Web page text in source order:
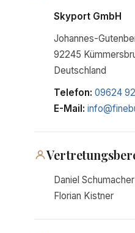
Skyport GmbH
Johannes-
92245
Deutschland
Telefon: 09624
E-Mail:
Daniel Schumacher
Florian Kistner